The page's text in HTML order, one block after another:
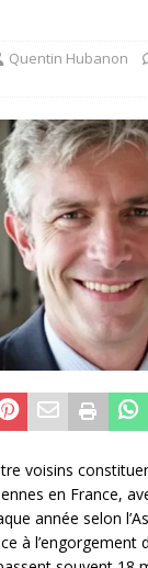
Quentin Hubanon
voisins
en France,
année selon
à l’engorgement